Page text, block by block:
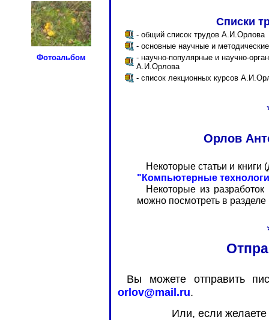
Фотоальбом
Списки
- общий список трудов А.И.Орлова
- основные научные и
- научно-популярные и научно-
А.И.Орлова
- список лекционных курсов
Орлов
Некоторые статьи и книги
"Компьютерные
Некоторые из
можно посмотреть в разделе
Вы можете отправить
orlov@mail.ru.
Или, если